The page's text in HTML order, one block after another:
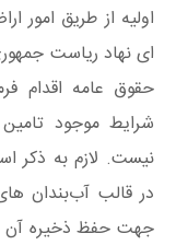
اولیه از طریق
ای نهاد ریاست
حقوق عامه اقدام
شرایط موجود
نیست. لازم به ذکر
در قالب آب‌بندان
جهت حفظ ذخیره آن